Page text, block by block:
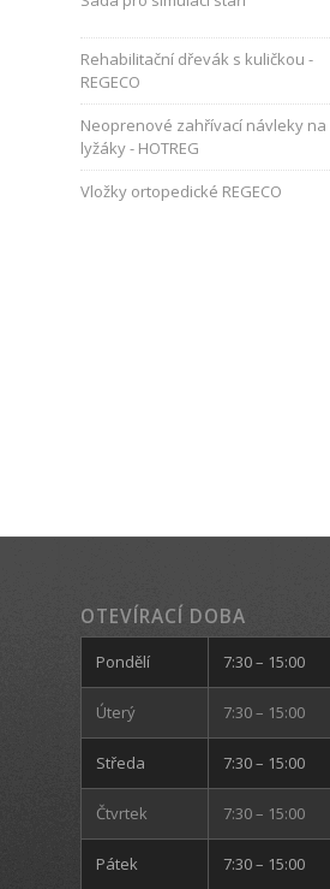
Rehabilitační dřevák s kuličkou -
REGECO
Neoprenové zahřívací návleky na
lyžáky - HOTREG
Vložky ortopedické REGECO
OTEVÍRACÍ DOBA
Pondělí 7:30 – 15:00
Úterý 7:30 – 15:00
Středa 7:30 – 15:00
Čtvrtek 7:30 – 15:00
Pátek 7:30 – 15:00